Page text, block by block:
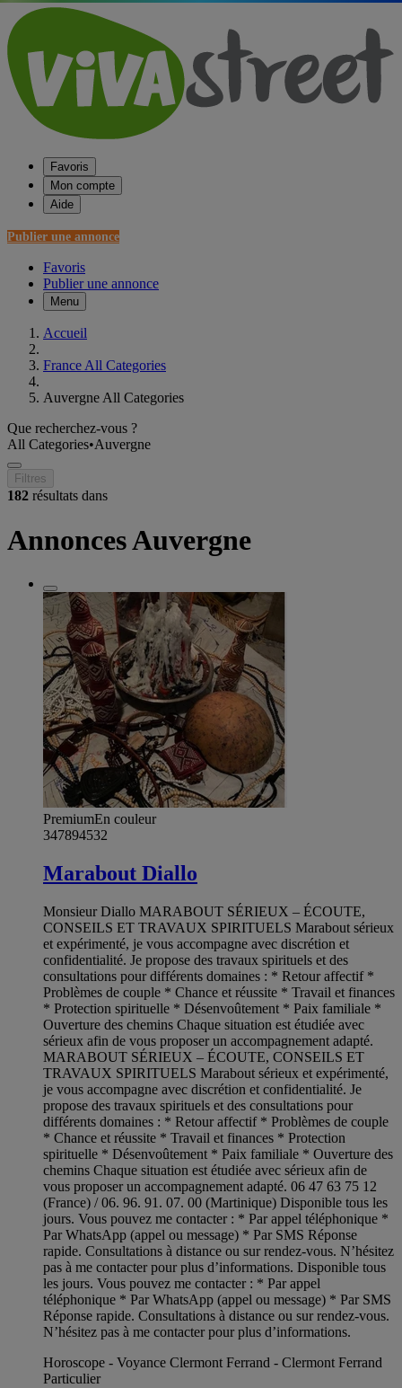
Favoris
Mon compte
Aide
Publier une annonce
Favoris
Publier une annonce
Menu
Accueil
France All Categories
Auvergne All Categories
Que recherchez-vous ?
All Categories•Auvergne
Filtres
182 résultats dans
Annonces Auvergne
PremiumEn couleur
347894532
Marabout Diallo
Monsieur Diallo MARABOUT SÉRIEUX – ÉCOUTE,
CONSEILS ET TRAVAUX SPIRITUELS Marabout sérieux
et expérimenté, je vous accompagne avec discrétion et
confidentialité. Je propose des travaux spirituels et des
consultations pour différents domaines : * Retour affectif *
Problèmes de couple * Chance et réussite * Travail et finances
* Protection spirituelle * Désenvoûtement * Paix familiale *
Ouverture des chemins Chaque situation est étudiée avec
sérieux afin de vous proposer un accompagnement adapté.
MARABOUT SÉRIEUX – ÉCOUTE, CONSEILS ET
TRAVAUX SPIRITUELS Marabout sérieux et expérimenté,
je vous accompagne avec discrétion et confidentialité. Je
propose des travaux spirituels et des consultations pour
différents domaines : * Retour affectif * Problèmes de couple
* Chance et réussite * Travail et finances * Protection
spirituelle * Désenvoûtement * Paix familiale * Ouverture des
chemins Chaque situation est étudiée avec sérieux afin de
vous proposer un accompagnement adapté. 06 47 63 75 12
(France) / 06. 96. 91. 07. 00 (Martinique) Disponible tous les
jours. Vous pouvez me contacter : * Par appel téléphonique *
Par WhatsApp (appel ou message) * Par SMS Réponse
rapide. Consultations à distance ou sur rendez-vous. N’hésitez
pas à me contacter pour plus d’informations. Disponible tous
les jours. Vous pouvez me contacter : * Par appel
téléphonique * Par WhatsApp (appel ou message) * Par SMS
Réponse rapide. Consultations à distance ou sur rendez-vous.
N’hésitez pas à me contacter pour plus d’informations.
Horoscope - Voyance Clermont Ferrand - Clermont Ferrand
Particulier